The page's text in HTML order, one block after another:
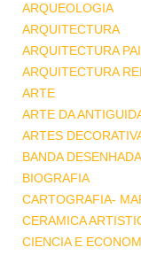
ARQUEOLOGIA
ARQUITECTURA
ARQUITECTURA
ARQUITECTURA
ARTE
ARTE DA
ARTES
BANDA DESENHADA
BIOGRAFIA
CARTOGRAFIA-
CERAMICA
CIENCIA E